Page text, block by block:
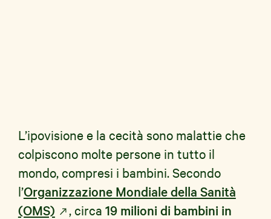
L’ipovisione e la cecità sono malattie che
colpiscono molte persone in tutto il
mondo, compresi i bambini. Secondo
l’Organizzazione Mondiale della Sanità
(OMS)
, circa 19 milioni di bambini in